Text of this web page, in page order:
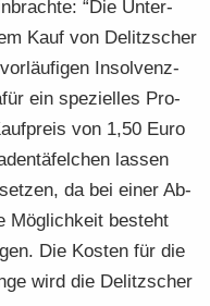
“Die Un­ter­
Kauf von De­litz­scher
In­sol­venz­
ein spe­zi­el­les Pro­
von 1,50 Euro
las­sen
da bei einer Ab­
Mög­lich­keit be­steht
Die Kos­ten für die
wird die De­litz­scher